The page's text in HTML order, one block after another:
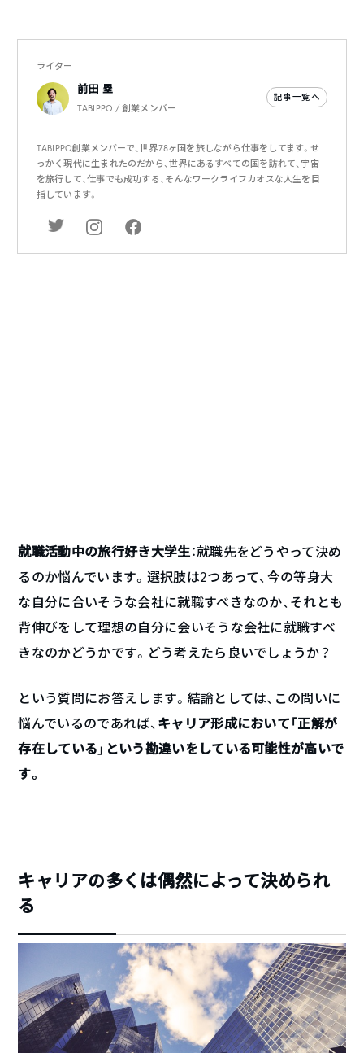
ライター
前田 塁
TABIPPO / 創業メンバー
記事一覧へ
TABIPPO創業メンバーで、世界78ヶ国を旅しながら仕事をしてます。せ
っかく現代に生まれたのだから、世界にあるすべての国を訪れて、宇宙
を旅行して、仕事でも成功する、そんなワークライフカオスな人生を目
指しています。
就職活動中の旅行好き大学生：就職先をどうやって決め
るのか悩んでいます。選択肢は2つあって、今の等身大
な自分に合いそうな会社に就職すべきなのか、それとも
背伸びをして理想の自分に会いそうな会社に就職すべ
きなのかどうかです。どう考えたら良いでしょうか？
という質問にお答えします。結論としては、この問いに
悩んでいるのであれば、 キャリア形成において「正解が
存在している」という勘違いをしている可能性が高いで
す。
キャリアの多くは偶然によって決められ
る